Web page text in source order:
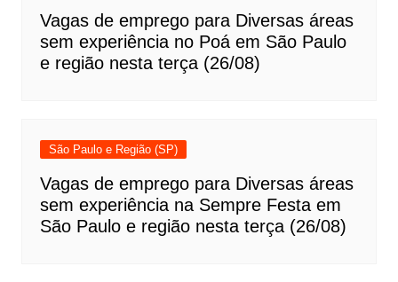
Vagas de emprego para Diversas áreas
sem experiência no Poá em São Paulo
e região nesta terça (26/08)
São Paulo e Região (SP)
Vagas de emprego para Diversas áreas
sem experiência na Sempre Festa em
São Paulo e região nesta terça (26/08)